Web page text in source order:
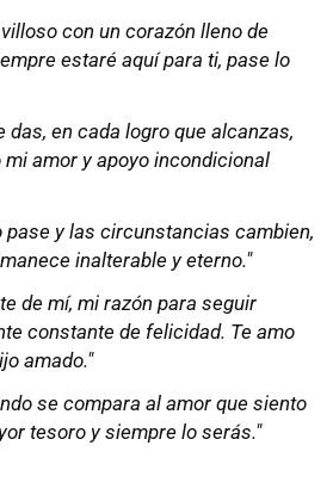
con un corazón lleno de
estaré aquí para ti, pase lo
das, en cada logro que alcanzas,
amor y apoyo incondicional
pase y las circunstancias cambien,
inalterable y eterno."
de mí, mi razón para seguir
constante de felicidad. Te amo
amado."
se compara al amor que siento
tesoro y siempre lo serás."